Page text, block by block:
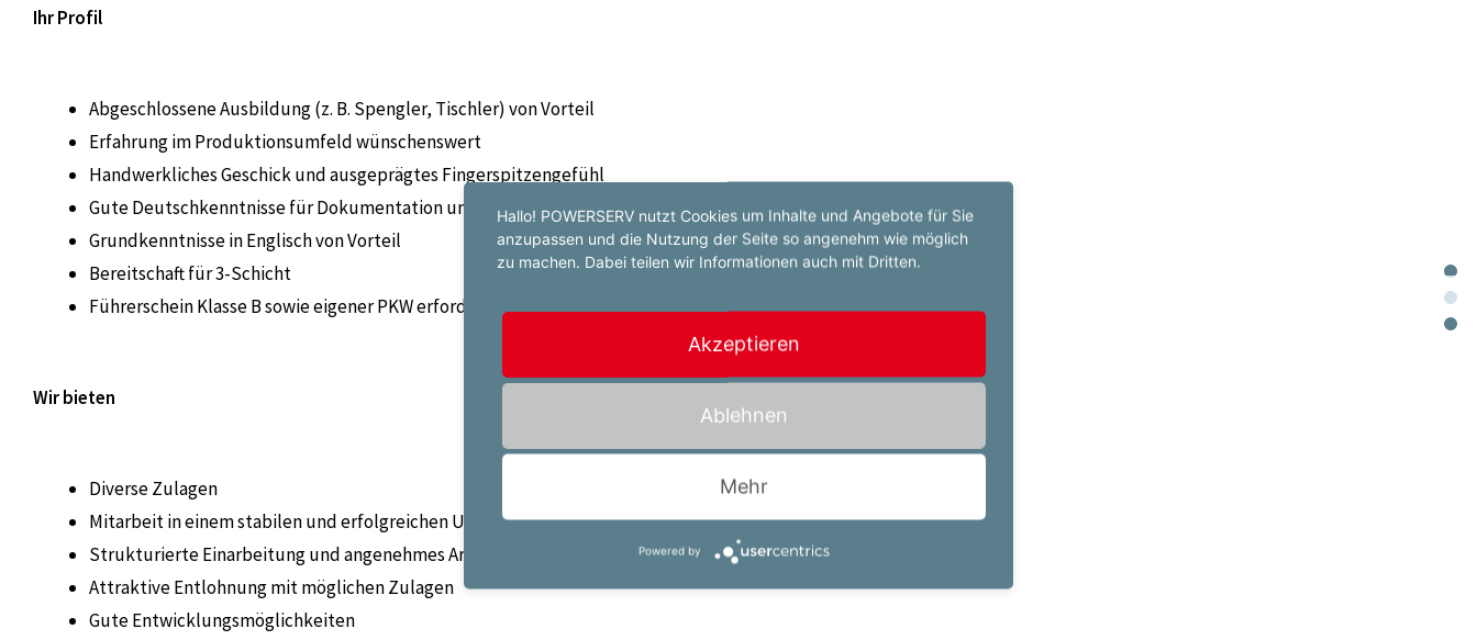
Ihr Profil
Abgeschlossene Ausbildung (z. B. Spengler, Tischler) von Vorteil
Erfahrung im Produktionsumfeld wünschenswert
Handwerkliches Geschick und ausgeprägtes Fingerspitzengefühl
Gute Deutschkenntnisse für Dokumentation und Arbeitsanweisungen
Grundkenntnisse in Englisch von Vorteil
Bereitschaft für 3-Schicht
Führerschein Klasse B sowie eigener PKW erforderlich
Wir bieten
Diverse Zulagen
Mitarbeit in einem stabilen und erfolgreichen Unternehmen
Strukturierte Einarbeitung und angenehmes Arbeitsumfeld
Attraktive Entlohnung mit möglichen Zulagen
Gute Entwicklungsmöglichkeiten
Hallo! POWERSERV nutzt Cookies um Inhalte und Angebote für Sie
anzupassen und die Nutzung der Seite so angenehm wie möglich
zu machen. Dabei teilen wir Informationen auch mit Dritten.
Akzeptieren
Ablehnen
Mehr
Powered by